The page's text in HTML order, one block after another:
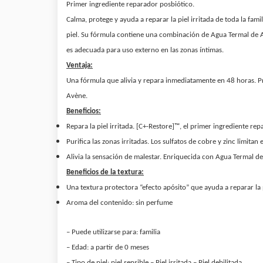
Primer ingrediente reparador posbiótico.
Calma, protege y ayuda a reparar la piel irritada de toda la
piel. Su fórmula contiene una combinación de Agua Termal
es adecuada para uso externo en las zonas íntimas.
Ventaja:
Una fórmula que alivia y repara inmediatamente en 48 horas.
Avène.
Beneficios:
Repara la piel irritada. [C+-Restore]™, el primer ingrediente
Purifica las zonas irritadas. Los sulfatos de cobre y zinc
Alivia la sensación de malestar. Enriquecida con Agua Termal
Beneficios de la textura:
Una textura protectora “efecto apósito” que ayuda a reparar
Aroma del contenido: sin perfume
– Puede utilizarse para: familia
– Edad: a partir de 0 meses